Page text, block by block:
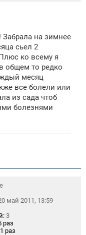
Забрала на зимнее
сьел 2
ко всему я
общем то редко
месяц
все болели или
из сада чтоб
болезнями
май 2011, 13:59
3
раз
раз